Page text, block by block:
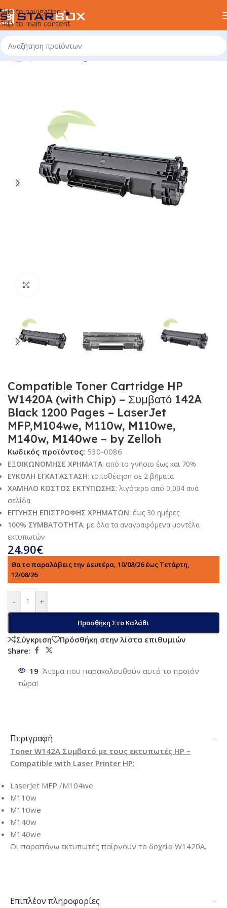
Skip to navigation
Skip to main content
Αρχική σελίδα/uncategorized
Compatible Toner Cartridge HP
W1420A (with Chip) – Συμβατό 142A
Black 1200 Pages – LaserJet
MFP,M104we, M110w, M110we,
M140w, M140we – by Zelloh
Κωδικός προϊόντος: 530-0086
ΕΞΟΙΚΩΝΟΜΗΣΕ ΧΡΗΜΑΤΑ: από το γνήσιο έως και 70%
ΕΥΚΟΛΗ ΕΓΚΑΤΑΣΤΑΣΗ: τοποθέτηση σε 2 βήματα
ΧΑΜΗΛΟ ΚΟΣΤΟΣ ΕΚΤΥΠΩΣΗΣ: λιγότερο από 0,004 ανά
σελίδα
ΕΓΓΥΗΣΗ ΕΠΙΣΤΡΟΦΗΣ ΧΡΗΜΑΤΩΝ: έως 30 ημέρες
100% ΣΥΜΒΑΤΟΤΗΤΑ: με όλα τα αναγραφόμενα μοντέλα
εκτυπωτών
24.90€
Θα το παραλάβεις την Δευτέρα, 10/08/26 έως Τετάρτη,
12/08/26
- +
Προσθήκη Στο Καλάθι
Σύγκριση
Πρόσθήκη στην λίστα επιθυμιών
Share:
19 Άτομα που παρακολουθούν αυτό το προϊόν
τώρα!
Περιγραφή
Toner W142A Συμβατό με τους εκτυπωτές HP –
Compatible with Laser Printer HP:
LaserJet MFP /M104we
M110w
M110we
M140w
M140we
Οι παραπάνω εκτυπωτές παίρνουν το δοχείο W1420A.
Επιπλέον πληροφορίες